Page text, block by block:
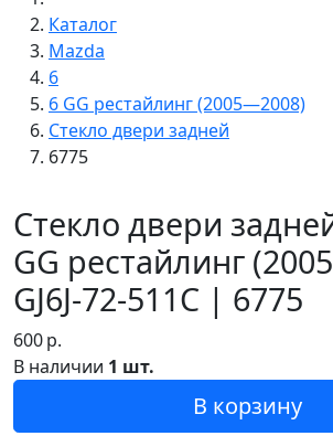
Каталог
Mazda
6
6 GG рестайлинг (2005—2008)
Стекло двери задней
6775
Стекло двери
GG рестайлинг
GJ6J-72-511C | 6775
600р.
В наличии 1 шт.
В корзину